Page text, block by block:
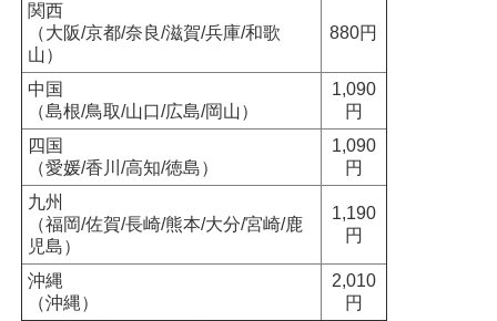
関西
（大阪/京都/奈良/滋賀/兵庫/和歌
山）
880円
中国
（島根/鳥取/山口/広島/岡山）
1,090
円
四国
（愛媛/香川/高知/徳島）
1,090
円
九州
（福岡/佐賀/長崎/熊本/大分/宮崎/鹿
児島）
1,190
円
沖縄
（沖縄）
2,010
円